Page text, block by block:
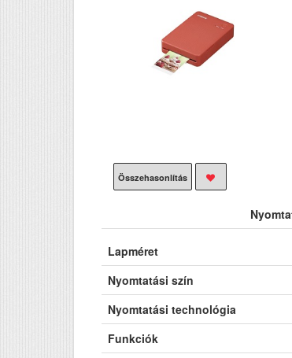
Összehasonlítás
Lapméret
Nyomtatási szín
Nyomtatási technológia
Funkciók